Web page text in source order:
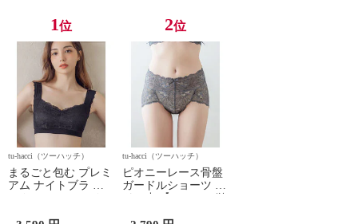
1位
tu-hacci（ツーハッチ）
まるごと包む プレミ
アム ナイトブラ 「
2位
tu-hacci（ツーハッチ）
ピオニーレース骨盤
ガードルショーツ ミ
ドル丈 【ショーツ単